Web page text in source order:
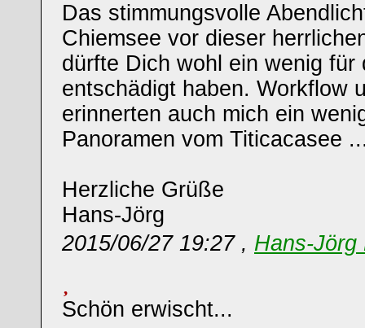
Das stimmungsvolle
Chiemsee vor dieser
dürfte Dich wohl ein wenig für
entschädigt haben. Workflow
erinnerten auch mich ein
Panoramen vom Titicacasee
Herzliche Grüße
Hans-Jörg
2015/06/27 19:27 , Hans-Jörg
Schön erwischt...